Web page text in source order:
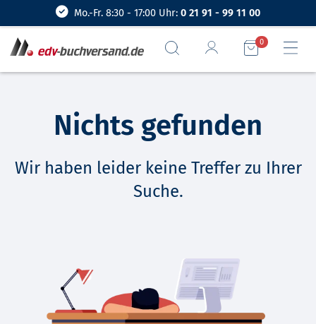
Mo.-Fr. 8:30 - 17:00 Uhr: 0 21 91 - 99 11 00
0
Nichts gefunden
Wir haben leider keine Treffer zu Ihrer
Suche.